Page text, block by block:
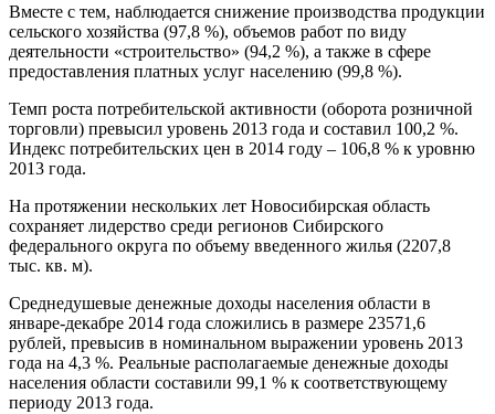
Вместе с тем, наблюдается снижение производства продукции
сельского хозяйства (97,8 %), объемов работ по виду
деятельности «строительство» (94,2 %), а также в сфере
предоставления платных услуг населению (99,8 %).
Темп роста потребительской активности (оборота розничной
торговли) превысил уровень 2013 года и составил 100,2 %.
Индекс потребительских цен в 2014 году – 106,8 % к уровню
2013 года.
На протяжении нескольких лет Новосибирская область
сохраняет лидерство среди регионов Сибирского
федерального округа по объему введенного жилья (2207,8
тыс. кв. м).
Среднедушевые денежные доходы населения области в
январе-декабре 2014 года сложились в размере 23571,6
рублей, превысив в номинальном выражении уровень 2013
года на 4,3 %. Реальные располагаемые денежные доходы
населения области составили 99,1 % к соответствующему
периоду 2013 года.